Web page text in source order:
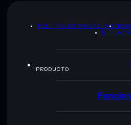
POLÍTICA DE PRIVACIDAD
KIT DE
PRODUCTO